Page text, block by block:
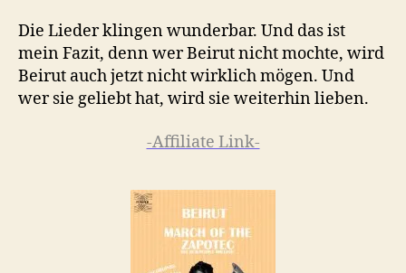
Die Lieder klingen wunderbar. Und das ist
mein Fazit, denn wer Beirut nicht mochte, wird
Beirut auch jetzt nicht wirklich mögen. Und
wer sie geliebt hat, wird sie weiterhin lieben.
-Affiliate Link-